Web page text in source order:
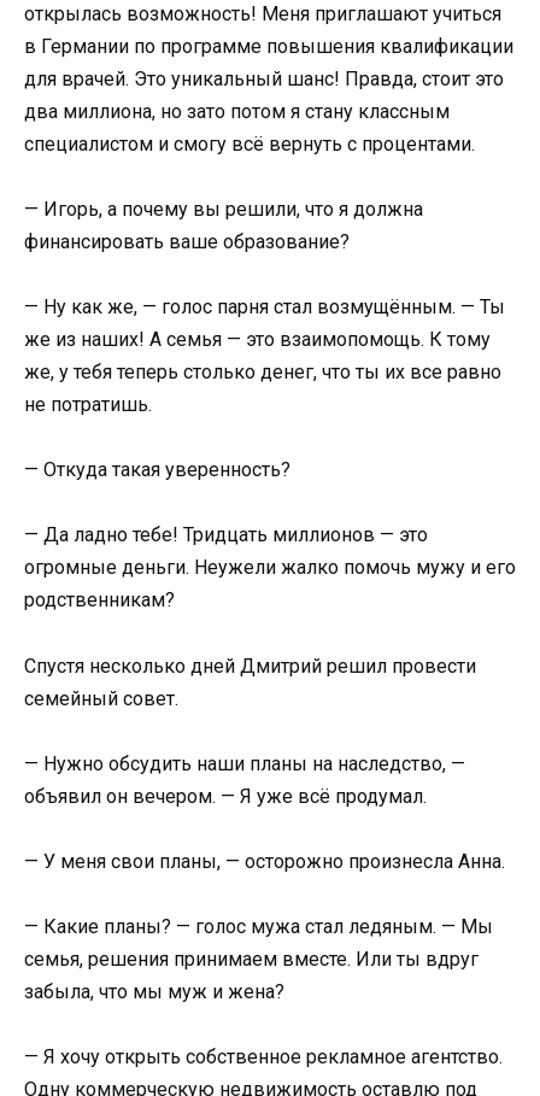
открылась возможность! Меня приглашают учиться
в Германии по программе повышения квалификации
для врачей. Это уникальный шанс! Правда, стоит это
два миллиона, но зато потом я стану классным
специалистом и смогу всё вернуть с процентами.
— Игорь, а почему вы решили, что я должна
финансировать ваше образование?
— Ну как же, — голос парня стал возмущённым. — Ты
же из наших! А семья — это взаимопомощь. К тому
же, у тебя теперь столько денег, что ты их все равно
не потратишь.
— Откуда такая уверенность?
— Да ладно тебе! Тридцать миллионов — это
огромные деньги. Неужели жалко помочь мужу и его
родственникам?
Спустя несколько дней Дмитрий решил провести
семейный совет.
— Нужно обсудить наши планы на наследство, —
объявил он вечером. — Я уже всё продумал.
— У меня свои планы, — осторожно произнесла Анна.
— Какие планы? — голос мужа стал ледяным. — Мы
семья, решения принимаем вместе. Или ты вдруг
забыла, что мы муж и жена?
— Я хочу открыть собственное рекламное агентство.
Одну коммерческую недвижимость оставлю под